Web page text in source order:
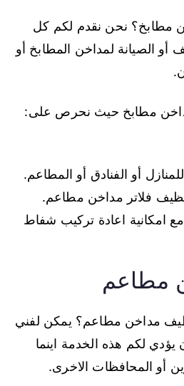
مطابخ؟ نحن نقدم لكم كل
أو الصيانة لمداخن المطابخ أو
مطابخ حيث نحرص على:
أو الفنادق أو المطاعم.
فلاتر مداخن مطاعم.
امكانية اعادة تركيب شفاط
مطاعم
مداخن مطاعم؟ يمكن لفني
لكم هذه الخدمة اينما
أو المحافظات الاخرى.